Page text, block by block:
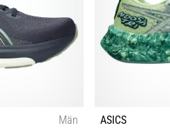
Män
ASICS